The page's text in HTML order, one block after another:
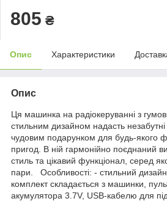
805 ₴
Опис Характеристики
Опис
Ця машинка на радіокеруванні з
стильним дизайном надасть
чудовим подарунком для будь-якого
пригод. В ній гармонійно поєднаний
стиль та цікавий функціонал, серед
пари. Особливості: - стильний
комплект складається з машинки,
акумулятора 3.7V, USB-кабелю для